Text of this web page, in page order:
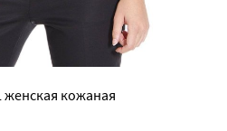
женская кожаная